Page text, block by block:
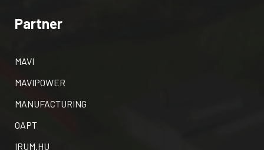
Partner
MAVI
MAVIPOWER
MANUFACTURING
OAPT
IRUM.HU